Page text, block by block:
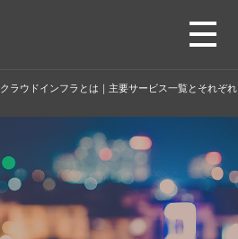
クラウドインフラとは｜主要サービス一覧とそれぞれ